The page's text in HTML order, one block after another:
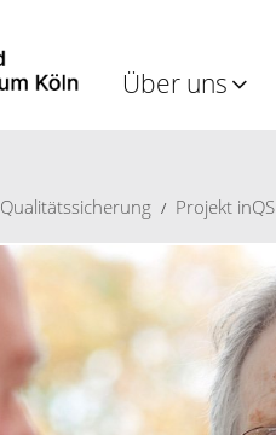
Über uns
Qualitätssicherung Projekt inQS